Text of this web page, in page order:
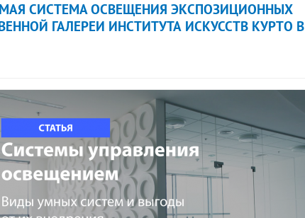
СИСТЕМА ОСВЕЩЕНИЯ ЭКСПОЗИЦИОННЫХ
ГАЛЕРЕИ ИНСТИТУТА ИСКУССТВ КУРТО В